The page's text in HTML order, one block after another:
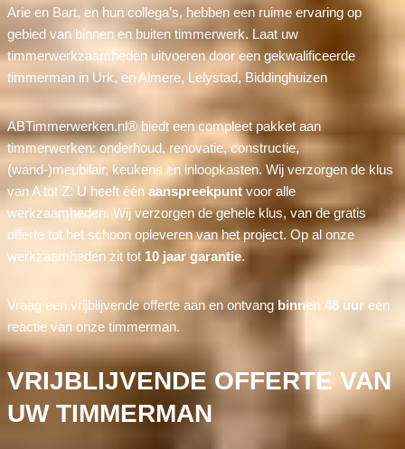
Arie en Bart, en hun collega’s, hebben een ruime ervaring op
gebied van binnen en buiten timmerwerk. Laat uw
timmerwerkzaamheden uitvoeren door een gekwalificeerde
timmerman in Urk, en Almere, Lelystad, Biddinghuizen
ABTimmerwerken.nl® biedt een compleet pakket aan
timmerwerken: onderhoud, renovatie, constructie,
(wand-)meubilair, keukens en inloopkasten. Wij verzorgen de klus
van A tot Z. U heeft één aanspreekpuntvoor alle
werkzaamheden. Wij verzorgen de gehele klus, van de gratis
offerte tot het schoon opleveren van het project. Op al onze
werkzaamheden zit tot 10 jaar garantie.
Vraag een vrijblijvende offerte aan en ontvang binnen 48 uureen
reactie van onze timmerman.
VRIJBLIJVENDE OFFERTE VAN
UW TIMMERMAN